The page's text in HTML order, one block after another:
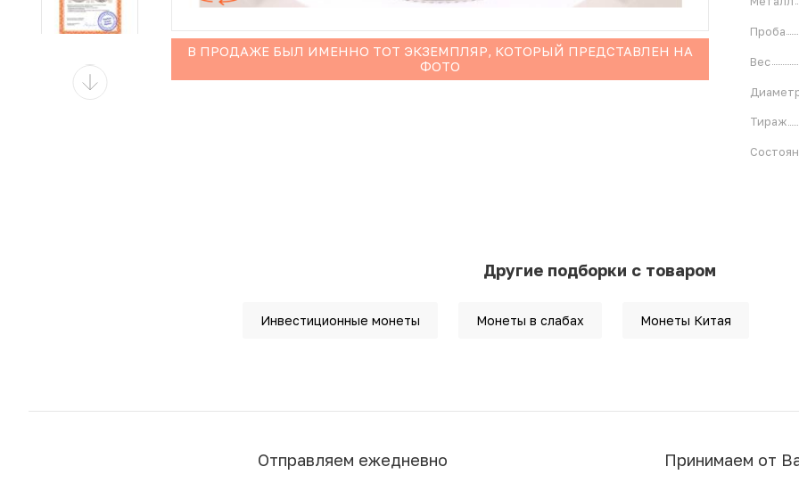
В ПРОДАЖЕ БЫЛ ИМЕННО ТОТ ЭКЗЕМПЛЯР, КОТОРЫЙ ПРЕДСТАВЛЕН НА
ФОТО
Проба
Вес
Тираж
Другие подборки с товаром
Инвестиционные монеты Монеты в слабах Монеты Китая
Отправляем ежедневно Принимаем от